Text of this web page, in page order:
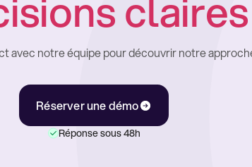
avec notre équipe pour découvrir notre
Réserver une démo
Réponse sous 48h